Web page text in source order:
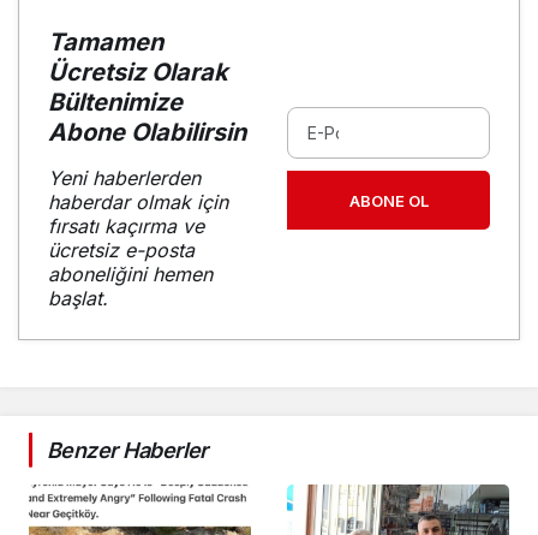
Tamamen
Ücretsiz Olarak
Bültenimize
Abone Olabilirsin
Yeni haberlerden
haberdar olmak için
fırsatı kaçırma ve
ücretsiz e-posta
aboneliğini hemen
başlat.
ABONE OL
Benzer Haberler